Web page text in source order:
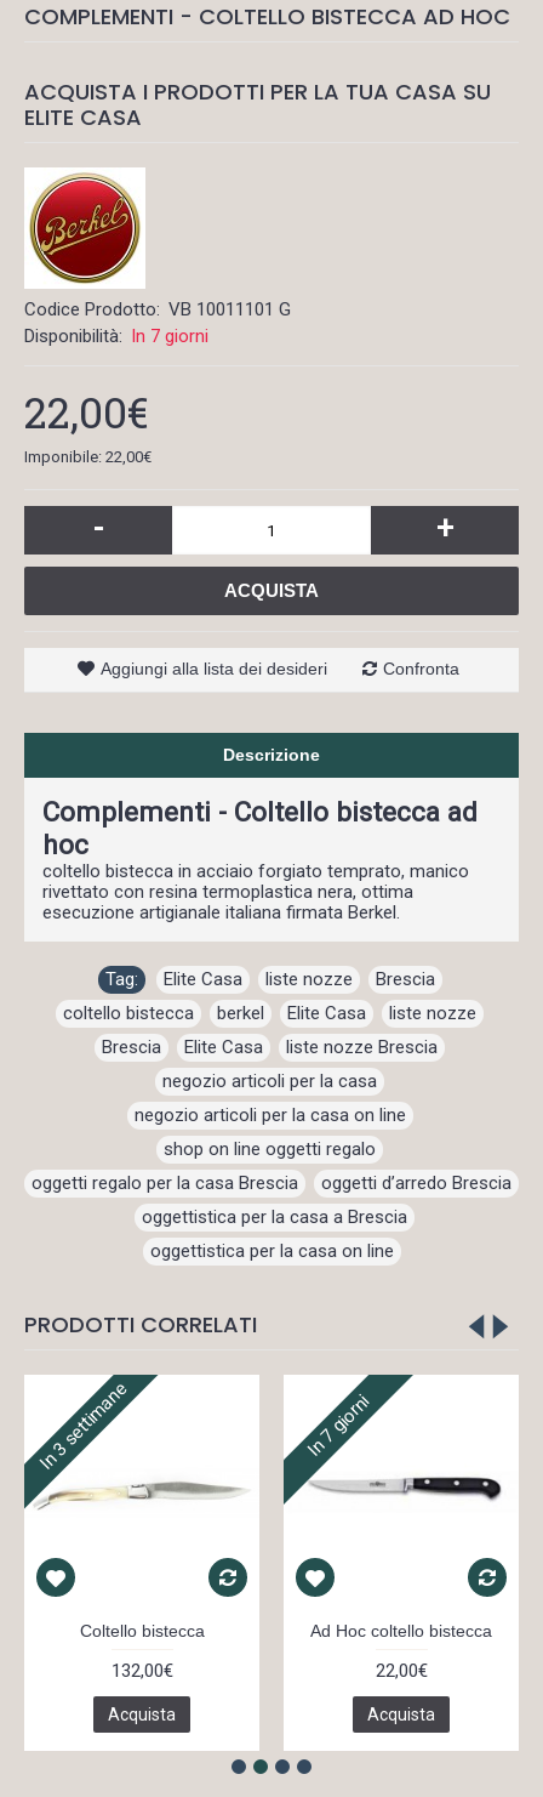
COMPLEMENTI - COLTELLO BISTECCA AD HOC
ACQUISTA I PRODOTTI PER LA TUA CASA SU
ELITE CASA
Codice Prodotto: VB 10011101 G
Disponibilità: In 7 giorni
22,00€
Imponibile: 22,00€
- +
ACQUISTA
Aggiungi alla lista dei desideri Confronta
Descrizione
Complementi - Coltello bistecca ad
hoc
coltello bistecca in acciaio forgiato temprato, manico
rivettato con resina termoplastica nera, ottima
esecuzione artigianale italiana firmata Berkel.
Tag: Elite Casa , liste nozze , Brescia ,
coltello bistecca
berkel Elite Casa liste nozze
Brescia
Elite Casa liste nozze Brescia
negozio articoli per la casa
negozio articoli per la casa on line ,
shop on line oggetti regalo
oggetti regalo per la casa Brescia
oggetti d’arredo Brescia
oggettistica per la casa a Brescia ,
oggettistica per la casa on line
PRODOTTI CORRELATI
In 3 settimane
Coltello bistecca
132,00€
Acquista
In 7 giorni
Ad Hoc coltello bistecca
22,00€
Acquista